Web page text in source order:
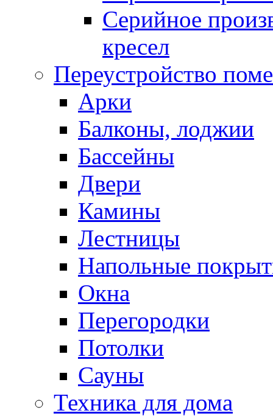
Серийное
кресел
Переустройство
Арки
Балконы, лоджии
Бассейны
Двери
Камины
Лестницы
Напольные
Окна
Перегородки
Потолки
Сауны
Техника для дома